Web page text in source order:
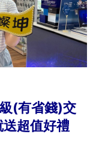
(有省錢)交
超值好禮